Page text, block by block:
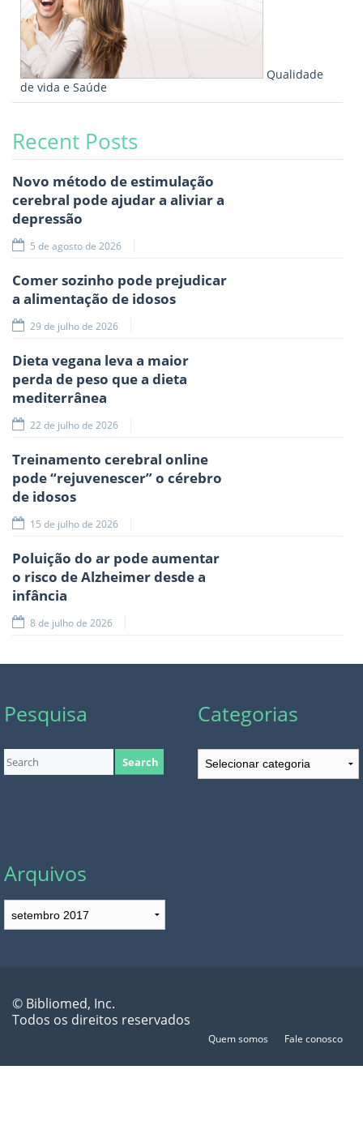
Qualidade
de vida e Saúde
Recent Posts
Novo método de estimulação
cerebral pode ajudar a aliviar a
depressão
5 de agosto de 2026
Comer sozinho pode prejudicar
a alimentação de idosos
29 de julho de 2026
Dieta vegana leva a maior
perda de peso que a dieta
mediterrânea
22 de julho de 2026
Treinamento cerebral online
pode “rejuvenescer” o cérebro
de idosos
15 de julho de 2026
Poluição do ar pode aumentar
o risco de Alzheimer desde a
infância
8 de julho de 2026
Pesquisa Categorias
Categorias
Arquivos
Arquivos
© Bibliomed, Inc.
Todos os direitos reservados
Quem somos Fale conosco